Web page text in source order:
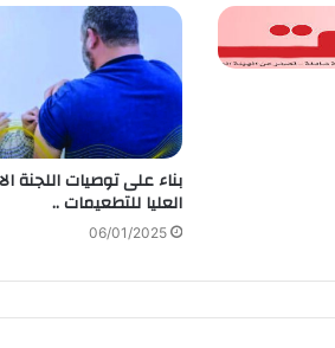
بناء على توصيات اللجنة
العليا للتطعيمات ..
06/01/2025